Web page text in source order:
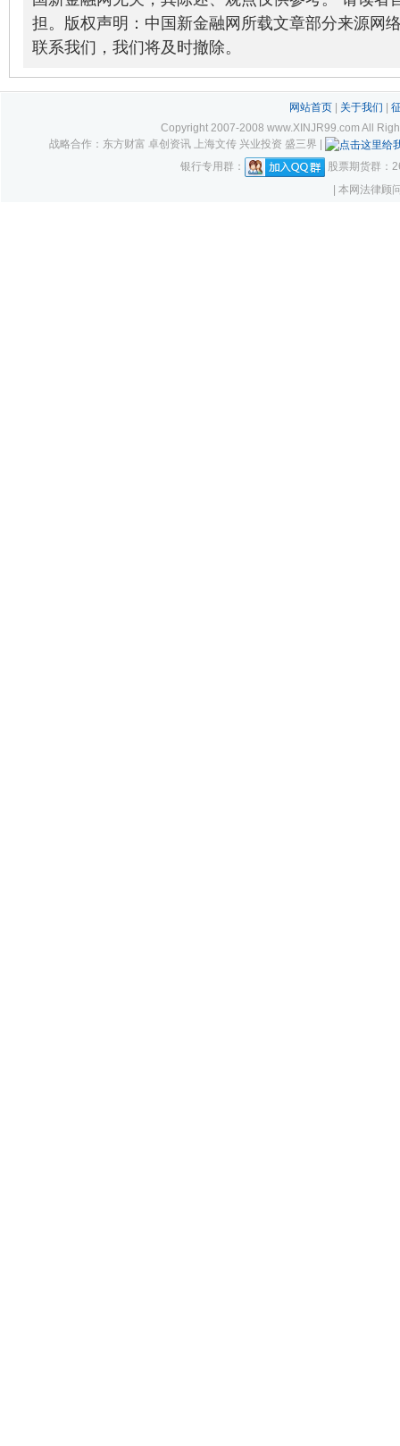
02-28
担。版权声明：中国新金融网所载文章部分来源网
联系我们，我们将及时撤除。
网站首页| 关于我们
Copyright 2007-2008 www.XINJR99.com All
战略合作：东方财富 卓创资讯 上海文传 兴业投资 盛三界 |
银行专用群：
股票期货群：
| 本网法律顾